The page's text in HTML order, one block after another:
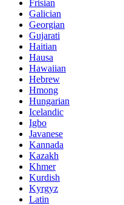
Frisian
Galician
Georgian
Gujarati
Haitian
Hausa
Hawaiian
Hebrew
Hmong
Hungarian
Icelandic
Igbo
Javanese
Kannada
Kazakh
Khmer
Kurdish
Kyrgyz
Latin